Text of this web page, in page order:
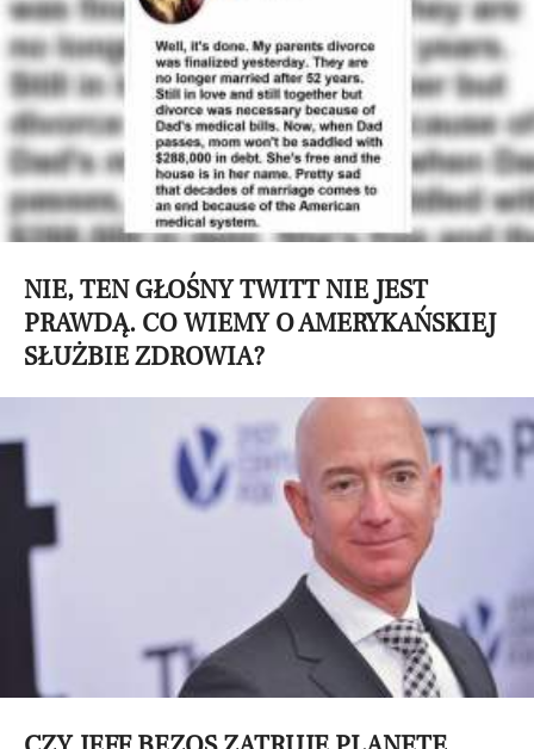
NIE, TEN GŁOŚNY TWITT NIE JEST
PRAWDĄ. CO WIEMY O AMERYKAŃSKIEJ
SŁUŻBIE ZDROWIA?